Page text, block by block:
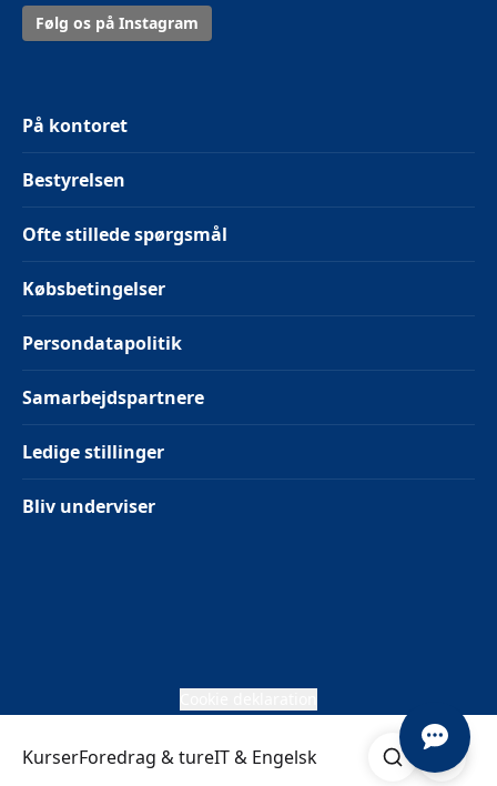
KurserForedrag & tureIT & Engelsk Søg Åben
Følg os på Instagram
På kontoret
Bestyrelsen
Ofte stillede spørgsmål
Købsbetingelser
Persondatapolitik
Samarbejdspartnere
Ledige stillinger
Bliv underviser